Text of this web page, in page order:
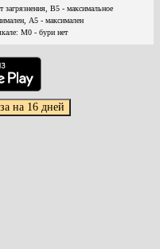
загрязнения, В5 - максимальное
А5 - максимален
М0 - бури нет